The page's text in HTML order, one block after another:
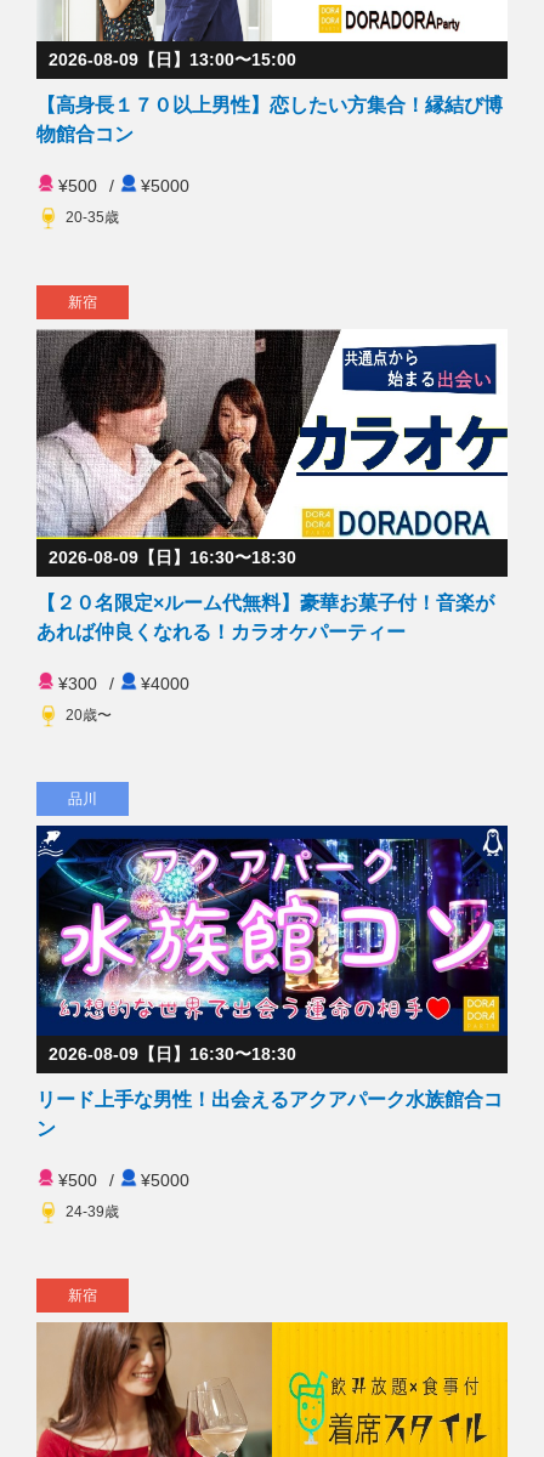
2026-08-09【日】13:00〜15:00
【高身長１７０以上男性】恋したい方集合！縁結び博
物館合コン
¥500 / ¥5000
20-35歳
新宿
2026-08-09【日】16:30〜18:30
【２０名限定×ルーム代無料】豪華お菓子付！音楽が
あれば仲良くなれる！カラオケパーティー
¥300 / ¥4000
20歳〜
品川
2026-08-09【日】16:30〜18:30
リード上手な男性！出会えるアクアパーク水族館合コ
ン
¥500 / ¥5000
24-39歳
新宿